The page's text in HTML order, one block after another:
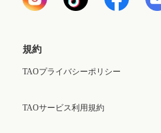
規約
TAOプライバシーポリシー
TAOサービス利用規約